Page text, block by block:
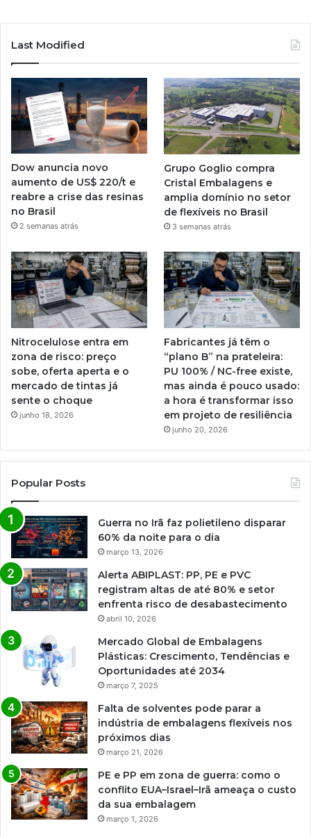
Last Modified
Dow anuncia novo
aumento de US$ 220/t e
reabre a crise das resinas
no Brasil
2 semanas atrás
Grupo Goglio compra
Cristal Embalagens e
amplia domínio no setor
de flexíveis no Brasil
3 semanas atrás
Nitrocelulose entra em
zona de risco: preço
sobe, oferta aperta e o
mercado de tintas já
sente o choque
junho 18, 2026
Fabricantes já têm o
“plano B” na prateleira:
PU 100% / NC-free existe,
mas ainda é pouco usado:
a hora é transformar isso
em projeto de resiliência
junho 20, 2026
Popular Posts
Guerra no Irã faz polietileno disparar
60% da noite para o dia
março 13, 2026
Alerta ABIPLAST: PP, PE e PVC
registram altas de até 80% e setor
enfrenta risco de desabastecimento
abril 10, 2026
Mercado Global de Embalagens
Plásticas: Crescimento, Tendências e
Oportunidades até 2034
março 7, 2025
Falta de solventes pode parar a
indústria de embalagens flexíveis nos
próximos dias
março 21, 2026
PE e PP em zona de guerra: como o
conflito EUA–Israel–Irã ameaça o custo
da sua embalagem
março 1, 2026